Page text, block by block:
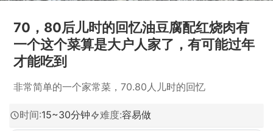
70，80后儿时的回忆油豆腐配红烧肉有
一个这个菜算是大户人家了，有可能过年
才能吃到
非常简单的一个家常菜，70.80人儿时的回忆
时间:15~30分钟 难度:容易做